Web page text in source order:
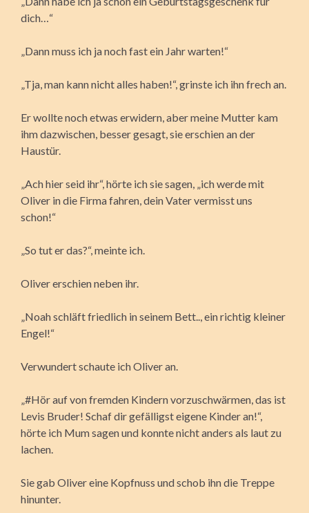
dich…“
„Dann muss ich ja noch fast ein Jahr warten!“
„Tja, man kann nicht alles haben!“, grinste ich ihn frech an.
Er wollte noch etwas erwidern, aber meine Mutter kam
ihm dazwischen, besser gesagt, sie erschien an der
Haustür.
„Ach hier seid ihr“, hörte ich sie sagen, „ich werde mit
Oliver in die Firma fahren, dein Vater vermisst uns
schon!“
„So tut er das?“, meinte ich.
Oliver erschien neben ihr.
„Noah schläft friedlich in seinem Bett.., ein richtig kleiner
Engel!“
Verwundert schaute ich Oliver an.
„#Hör auf von fremden Kindern vorzuschwärmen, das ist
Levis Bruder! Schaf dir gefälligst eigene Kinder an!“,
hörte ich Mum sagen und konnte nicht anders als laut zu
lachen.
Sie gab Oliver eine Kopfnuss und schob ihn die Treppe
hinunter.